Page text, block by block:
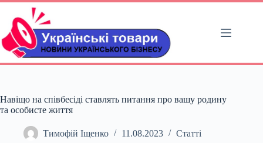
Перейти
вмісту
Навіщо на співбесіді ставлять питання про вашу родину
та особисте життя
Тимофій Іщенко 11.08.2023 Статті